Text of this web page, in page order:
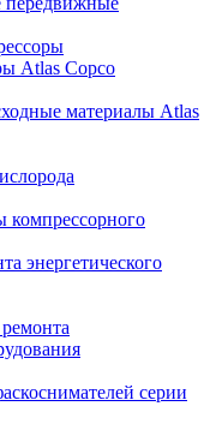
Atlas Copco
материалы Atlas
компрессорного
энергетического
серии